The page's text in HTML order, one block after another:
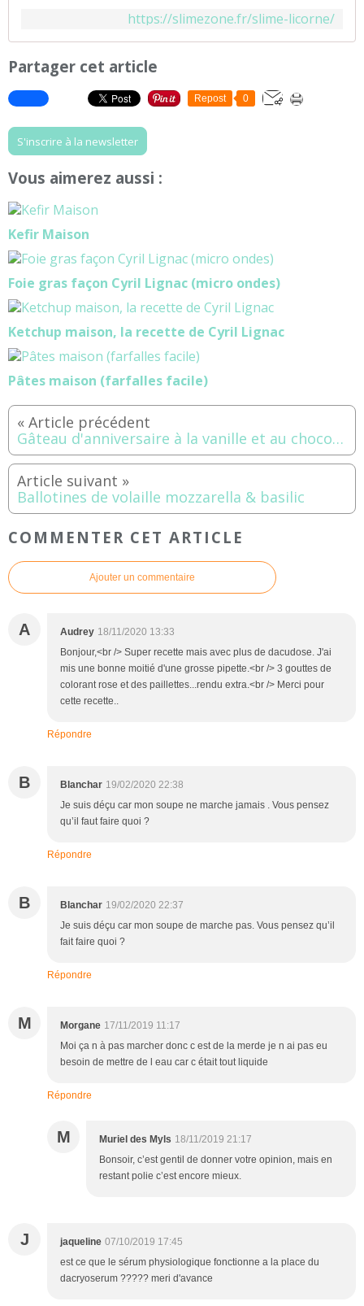
https://slimezone.fr/slime-licorne/
Partager cet article
Repost 0
S'inscrire à la newsletter
Vous aimerez aussi :
Kefir Maison
Foie gras façon Cyril Lignac (micro ondes)
Ketchup maison, la recette de Cyril Lignac
Pâtes maison (farfalles facile)
Gâteau d'anniversaire à la vanille et au chocolat dulcey
Ballotines de volaille mozzarella & basilic
COMMENTER CET ARTICLE
Ajouter un commentaire
A Audrey 18/11/2020 13:33
Bonjour,<br /> Super recette mais avec plus de dacudose. J'ai
mis une bonne moitié d'une grosse pipette.<br /> 3 gouttes de
colorant rose et des paillettes...rendu extra.<br /> Merci pour
cette recette..
Répondre
B Blanchar 19/02/2020 22:38
Je suis déçu car mon soupe ne marche jamais . Vous pensez
qu’il faut faire quoi ?
Répondre
B Blanchar 19/02/2020 22:37
Je suis déçu car mon soupe de marche pas. Vous pensez qu’il
fait faire quoi ?
Répondre
M Morgane 17/11/2019 11:17
Moi ça n à pas marcher donc c est de la merde je n ai pas eu
besoin de mettre de l eau car c était tout liquide
Répondre
M Muriel des Myls 18/11/2019 21:17
Bonsoir, c’est gentil de donner votre opinion, mais en
restant polie c’est encore mieux.
J jaqueline 07/10/2019 17:45
est ce que le sérum physiologique fonctionne a la place du
dacryoserum ????? meri d'avance